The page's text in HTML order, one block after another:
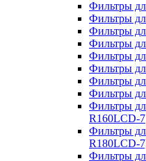
Фильтры
Фильтры
Фильтры
Фильтры
Фильтры
Фильтры
Фильтры
Фильтры
Фильтры
R160LCD-7
Фильтры
R180LCD-
Фильтры